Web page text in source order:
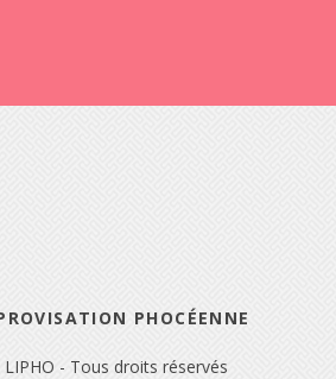
PHOCÉENNE
- Tous droits réservés